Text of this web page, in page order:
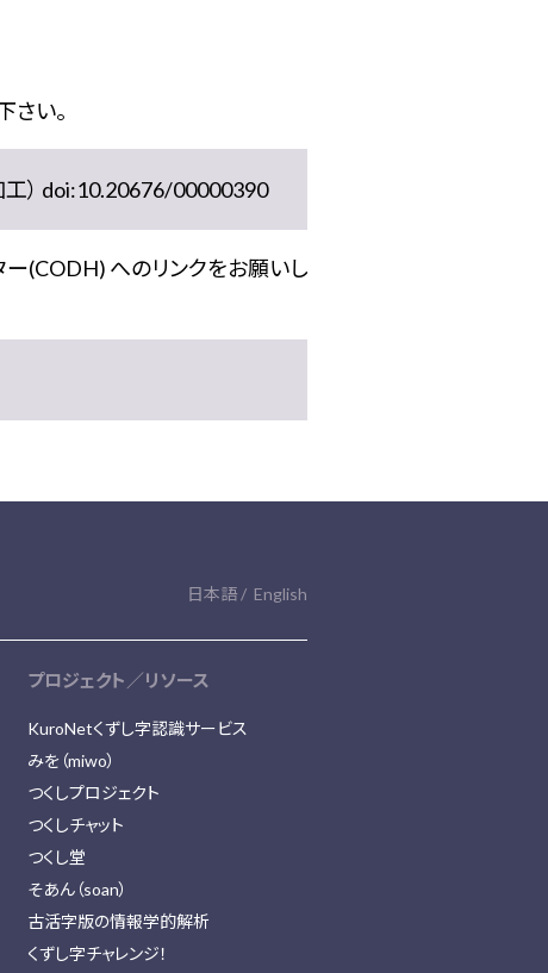
さい。
工） doi:10.20676/00000390
(CODH) へのリンクをお願いし
日本語 English
プロジェクト／リソース
KuroNetくずし字認識サービス
みを（miwo）
つくしプロジェクト
つくしチャット
つくし堂
そあん（soan）
古活字版の情報学的解析
くずし字チャレンジ！